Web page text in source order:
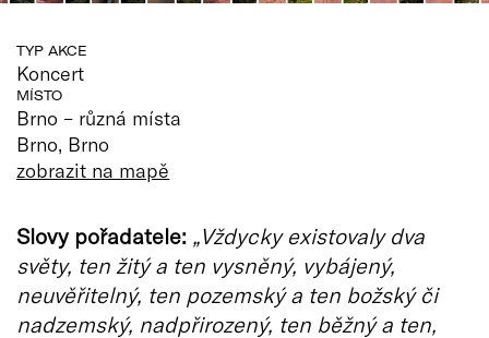
TYP AKCE
Koncert
MÍSTO
Brno – různá místa
Brno, Brno
zobrazit na mapě
Slovy pořadatele: „Vždycky existovaly dva
světy, ten žitý a ten vysněný, vybájený,
neuvěřitelný, ten pozemský a ten božský či
nadzemský, nadpřirozený, ten běžný a ten,